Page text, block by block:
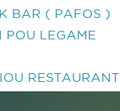
BAR ( PAFOS )
LEGAME
RESTAURANT